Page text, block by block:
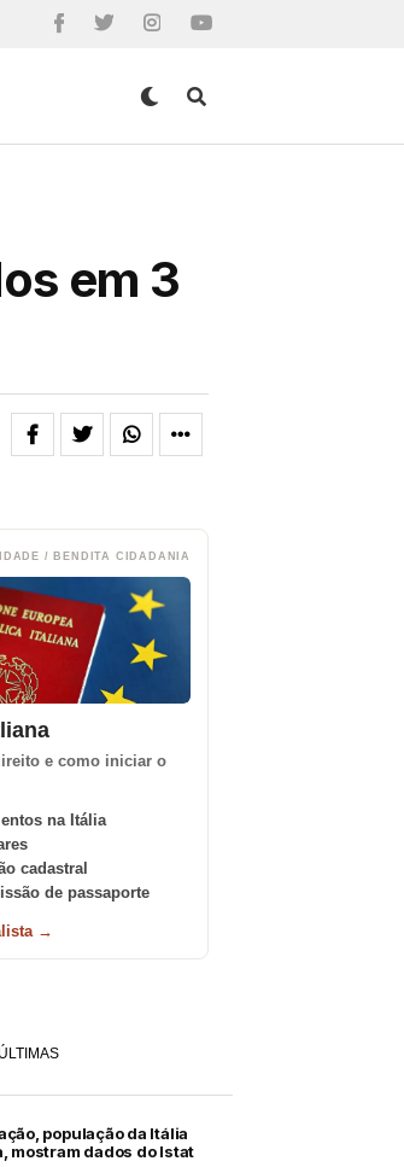
em 3
/ BENDITA CIDADANIA
e como iniciar o
na Itália
cadastral
de passaporte
→
ÚLTIMAS
população da Itália
mostram dados do Istat